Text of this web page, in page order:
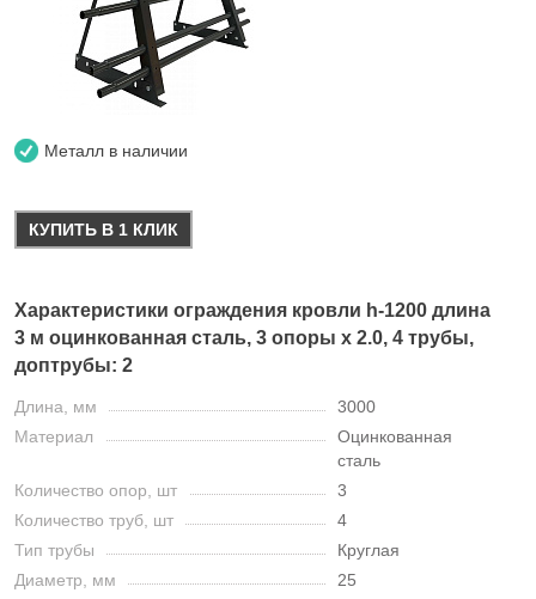
Металл в наличии
КУПИТЬ В 1 КЛИК
Характеристики ограждения кровли h-1200 длина
3 м оцинкованная сталь, 3 опоры х 2.0, 4 трубы,
доптрубы: 2
Длина, мм
3000
Материал
Оцинкованная
сталь
Количество опор, шт
3
Количество труб, шт
4
Тип трубы
Круглая
Диаметр, мм
25